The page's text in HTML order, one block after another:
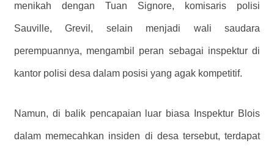
menikah dengan Tuan Signore, komisaris polisi
Sauville, Grevil, selain menjadi wali saudara
perempuannya, mengambil peran sebagai inspektur di
kantor polisi desa dalam posisi yang agak kompetitif.
Namun, di balik pencapaian luar biasa Inspektur Blois
dalam memecahkan insiden di desa tersebut, terdapat